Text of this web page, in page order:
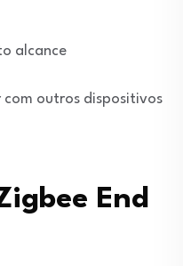
alcance
com outros dispositivos
End